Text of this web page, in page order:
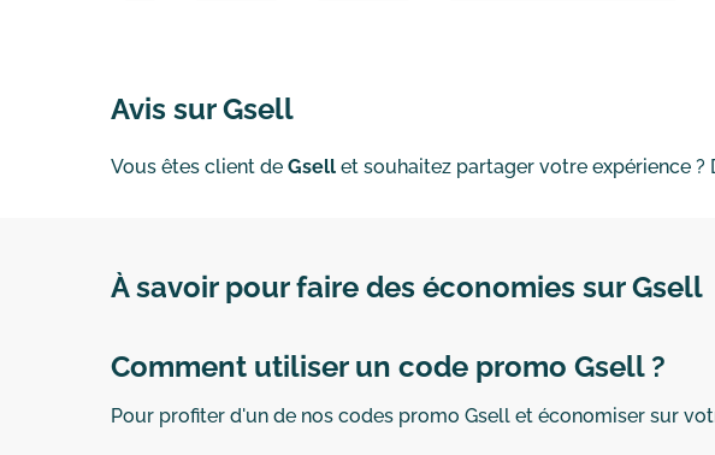
Avis sur Gsell
Vous êtes client de Gsell et souhaitez partager votre expérience ?
À savoir pour faire des économies sur Gsell
Comment utiliser un code promo Gsell ?
Pour profiter d'un de nos codes promo Gsell et économiser sur